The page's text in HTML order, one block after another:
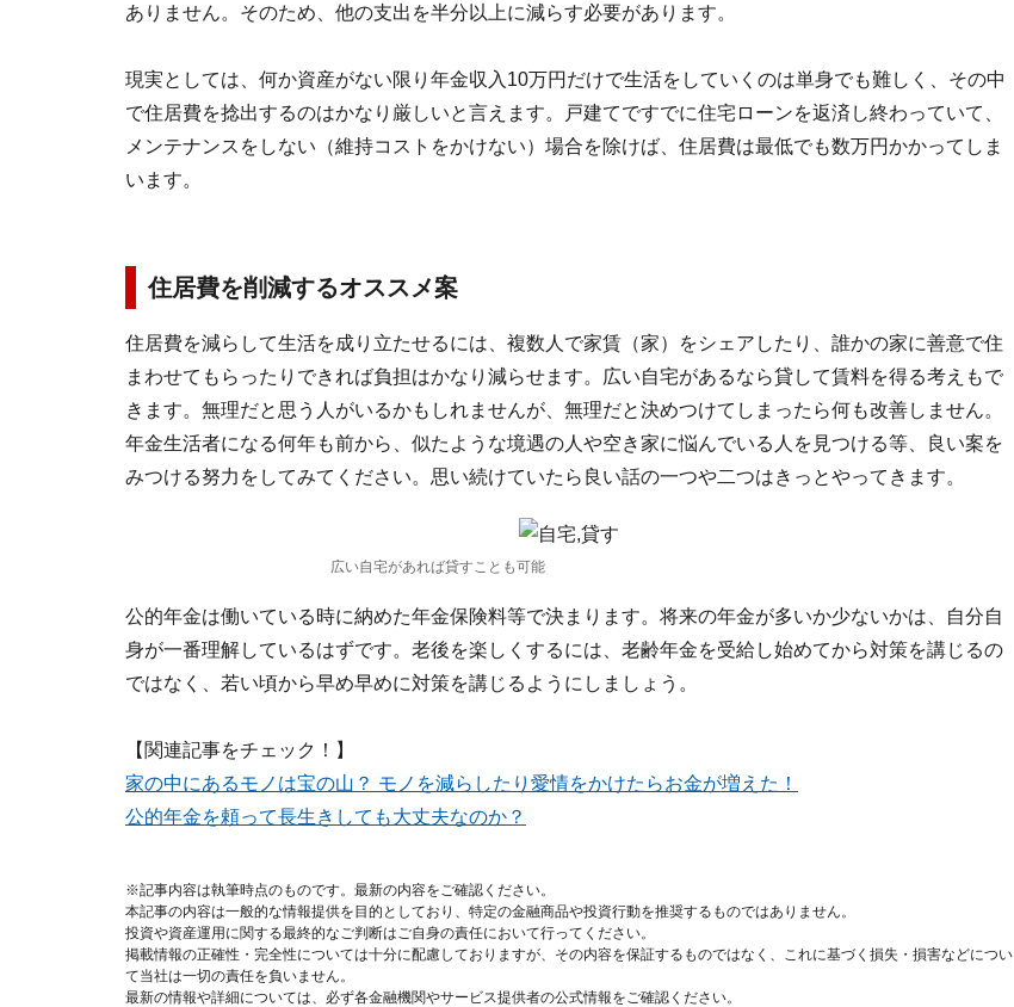
ありません。そのため、他の支出を半分以上に減らす必要があります。
現実としては、何か資産がない限り年金収入10万円だけで生活をしていくのは単身でも難しく、その中
で住居費を捻出するのはかなり厳しいと言えます。戸建てですでに住宅ローンを返済し終わっていて、
メンテナンスをしない（維持コストをかけない）場合を除けば、住居費は最低でも数万円かかってしま
います。
住居費を削減するオススメ案
住居費を減らして生活を成り立たせるには、複数人で家賃（家）をシェアしたり、誰かの家に善意で住
まわせてもらったりできれば負担はかなり減らせます。広い自宅があるなら貸して賃料を得る考えもで
きます。無理だと思う人がいるかもしれませんが、無理だと決めつけてしまったら何も改善しません。
年金生活者になる何年も前から、似たような境遇の人や空き家に悩んでいる人を見つける等、良い案を
みつける努力をしてみてください。思い続けていたら良い話の一つや二つはきっとやってきます。
広い自宅があれば貸すことも可能
公的年金は働いている時に納めた年金保険料等で決まります。将来の年金が多いか少ないかは、自分自
身が一番理解しているはずです。老後を楽しくするには、老齢年金を受給し始めてから対策を講じるの
ではなく、若い頃から早め早めに対策を講じるようにしましょう。
【関連記事をチェック！】
家の中にあるモノは宝の山？ モノを減らしたり愛情をかけたらお金が増えた！
公的年金を頼って長生きしても大丈夫なのか？
※記事内容は執筆時点のものです。最新の内容をご確認ください。
本記事の内容は一般的な情報提供を目的としており、特定の金融商品や投資行動を推奨するものではありません。
投資や資産運用に関する最終的なご判断はご自身の責任において行ってください。
掲載情報の正確性・完全性については十分に配慮しておりますが、その内容を保証するものではなく、これに基づく損失・損害などについ
て当社は一切の責任を負いません。
最新の情報や詳細については、必ず各金融機関やサービス提供者の公式情報をご確認ください。